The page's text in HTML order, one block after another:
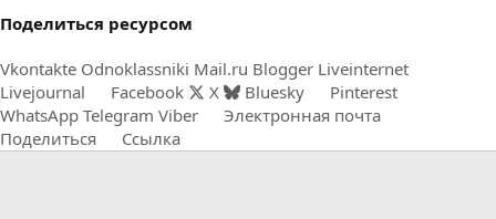
Поделиться ресурсом
Vkontakte Odnoklassniki Mail.ru Blogger Liveinternet
Livejournal
Facebook X Bluesky
Pinterest
WhatsApp Telegram Viber
Электронная почта
Поделиться
Ссылка